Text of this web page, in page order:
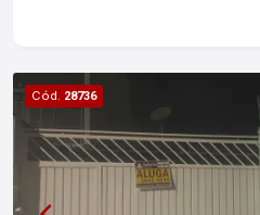
Closet - Varanda - 5
condicionado - 2 vagas de
Sol da manhã e da tarde -
pessoas com vista panorâmica.
condomínio: - Piscina - Academia - Salão de
Cód. 28736